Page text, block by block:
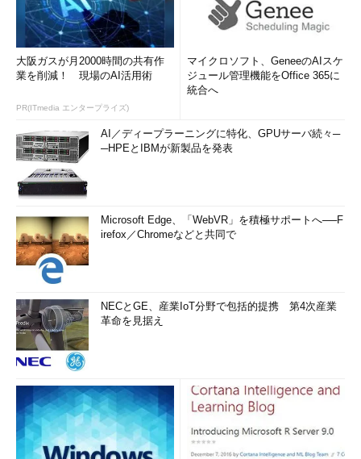
大阪ガスが月2000時間の共有作
業を削減！ 現場のAI活用術
PR(ITmedia エンタープライズ)
マイクロソフト、GeneeのAIスケ
ジュール管理機能をOffice 365に
統合へ
AI／ディープラーニングに特化、GPUサーバ続々─
─HPEとIBMが新製品を発表
Microsoft Edge、「WebVR」を積極サポートへ──F
irefox／Chromeなどと共同で
NECとGE、産業IoT分野で包括的提携 第4次産業
革命を見据え